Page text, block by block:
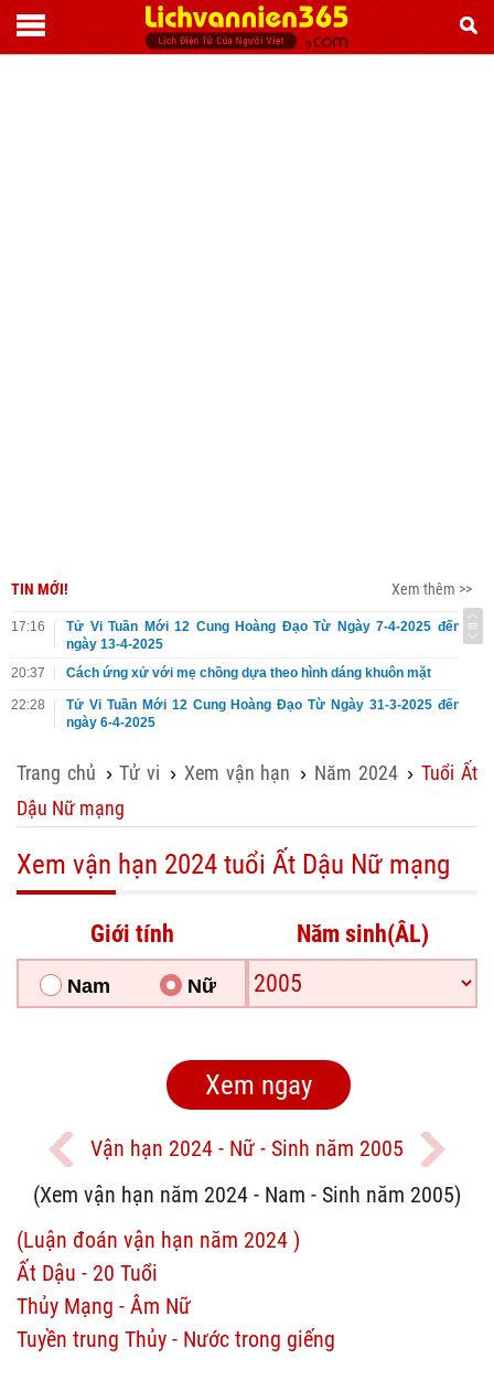
TIN MỚI! Xem thêm >>
17:16
Tử Vi Tuần Mới 12 Cung Hoàng Đạo Từ Ngày 7-4-2025 đến
ngày 13-4-2025
20:37
Cách ứng xử với mẹ chồng dựa theo hình dáng khuôn mặt
22:28
Tử Vi Tuần Mới 12 Cung Hoàng Đạo Từ Ngày 31-3-2025 đến
ngày 6-4-2025
Trang chủ ›Tử vi › Xem vận hạn › Năm 2024 ›Tuổi Ất
Dậu Nữ mạng
Xem vận hạn 2024 tuổi Ất Dậu Nữ mạng
Giới tính
Nam Nữ
Năm sinh(ÂL)
Vận hạn 2024 - Nữ - Sinh năm 2005
(Xem vận hạn năm 2024 - Nam - Sinh năm 2005)
(Luận đoán vận hạn năm 2024 )
Ất Dậu - 20 Tuổi
Thủy Mạng - Âm Nữ
Tuyền trung Thủy - Nước trong giếng